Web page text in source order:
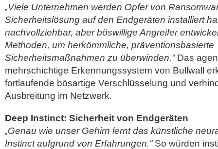
„Viele Unternehmen werden Opfer von
Sicherheitslösung auf den Endgeräten installiert
nachvollziehbar, aber böswillige Angreifer
Methoden, um herkömmliche, präventionsbasierte
Sicherheitsmaßnahmen zu überwinden.“Das
mehrschichtige Erkennungssystem von Bullwall
fortlaufende bösartige Verschlüsselung und
Ausbreitung im Netzwerk.
Deep Instinct: Sicherheit von Endgeräten
„Genau wie unser Gehirn lernt das künstliche
Instinct aufgrund von Erfahrungen.“So würden